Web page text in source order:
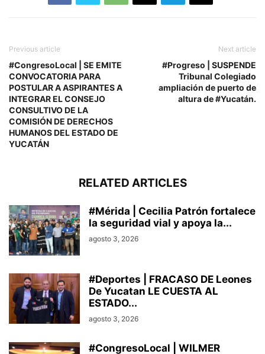
Previous article
#CongresoLocal | SE EMITE
CONVOCATORIA PARA
POSTULAR A ASPIRANTES A
INTEGRAR EL CONSEJO
CONSULTIVO DE LA
COMISIÓN DE DERECHOS
HUMANOS DEL ESTADO DE
YUCATÁN
Next article
#Progreso | SUSPENDE
Tribunal Colegiado
ampliación de puerto de
altura de #Yucatán.
RELATED ARTICLES
#Mérida | Cecilia Patrón fortalece
la seguridad vial y apoya la...
agosto 3, 2026
#Deportes | FRACASO DE Leones
De Yucatan LE CUESTA AL
ESTADO...
agosto 3, 2026
#CongresoLocal | WILMER